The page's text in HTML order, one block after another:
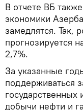
В отчете ВБ
экономики
замедлятся. Так,
прогнозируется
2,7%.
За указанные
поддерживаться
государственных
добычи нефти и